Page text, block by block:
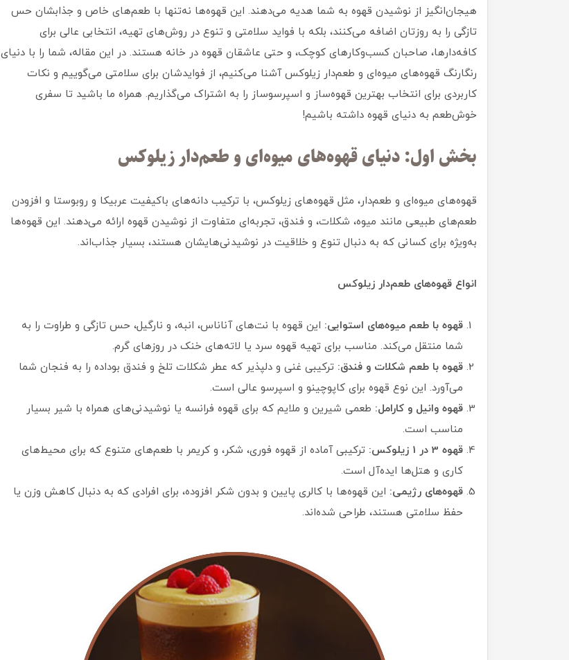
هیجان‌انگیز از نوشیدن قهوه به شما هدیه می‌دهند. این قهوه‌ها نه‌تنها با طعم‌های خاص و جذابشان حس
تازگی را به روزتان اضافه می‌کنند، بلکه با فواید سلامتی و تنوع در روش‌های تهیه، انتخابی عالی برای
کافه‌دارها، صاحبان کسب‌وکارهای کوچک، و حتی عاشقان قهوه در خانه هستند. در این مقاله، شما را با دنیای
رنگارنگ قهوه‌های میوه‌ای و طعم‌دار زیلوکس آشنا می‌کنیم، از فوایدشان برای سلامتی می‌گوییم و نکات
کاربردی برای انتخاب بهترین قهوه‌ساز و اسپرسوساز را به اشتراک می‌گذاریم. همراه ما باشید تا سفری
خوش‌طعم به دنیای قهوه داشته باشیم!
بخش اول: دنیای قهوه‌های میوه‌ای و طعم‌دار زیلوکس
قهوه‌های میوه‌ای و طعم‌دار، مثل قهوه‌های زیلوکس، با ترکیب دانه‌های باکیفیت عربیکا و روبوستا و افزودن
طعم‌های طبیعی مانند میوه، شکلات، و فندق، تجربه‌ای متفاوت از نوشیدن قهوه ارائه می‌دهند. این قهوه‌ها
به‌ویژه برای کسانی که به دنبال تنوع و خلاقیت در نوشیدنی‌هایشان هستند، بسیار جذاب‌اند.
انواع قهوه‌های طعم‌دار زیلوکس
قهوه با طعم میوه‌های استوایی: این قهوه با نت‌های آناناس، انبه، و نارگیل، حس تازگی و طراوت را به
شما منتقل می‌کند. مناسب برای تهیه قهوه سرد یا لاته‌های خنک در روزهای گرم.
قهوه با طعم شکلات و فندق: ترکیبی غنی و دلپذیر که عطر شکلات تلخ و فندق بو‌داده را به فنجان شما
می‌آورد. این نوع قهوه برای کاپوچینو و اسپرسو عالی است.
قهوه وانیل و کارامل: طعمی شیرین و ملایم که برای قهوه فرانسه یا نوشیدنی‌های همراه با شیر بسیار
مناسب است.
قهوه 3 در 1 زیلوکس:
ترکیبی آماده از قهوه فوری، شکر، و کریمر با طعم‌های متنوع که برای محیط‌های
کاری و هتل‌ها ایده‌آل است.
قهوه‌های رژیمی: این قهوه‌ها با کالری پایین و بدون شکر افزوده، برای افرادی که به دنبال کاهش وزن یا
حفظ سلامتی هستند، طراحی شده‌اند.